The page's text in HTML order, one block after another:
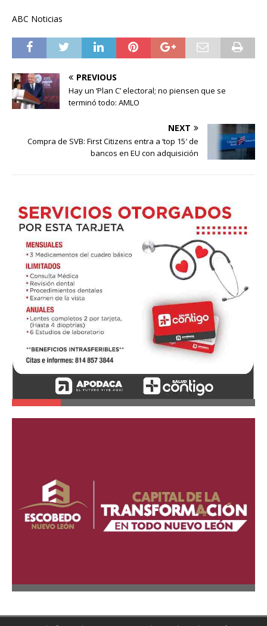
ABC Noticias
PREVIOUS
Hay un ‘Plan C’ electoral; no piensen que se
terminó todo: AMLO
NEXT
Compra de SVB: First Citizens entra a ‘top 15′ de
bancos en EU con adquisición